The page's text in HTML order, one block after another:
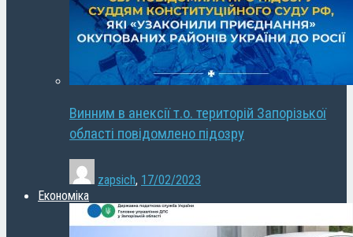
Винним в анексії т.о. територій Запорізької
області повідомлено підозру
zapsich, 17/02/2023
Економіка